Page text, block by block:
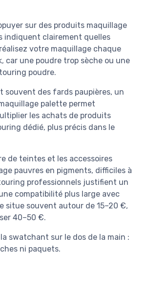
sur des produits maquillage
indiquent clairement quelles
votre maquillage chaque
car une poudre trop sèche ou une
poudre.
des fards paupières, un
palette permet
les achats de produits
dédié, plus précis dans le
de teintes et les accessoires
pauvres en pigments, difficiles à
professionnels justifient un
compatibilité plus large avec
situe souvent autour de 15–20 €,
40–50 €.
swatchant sur le dos de la main :
ni paquets.